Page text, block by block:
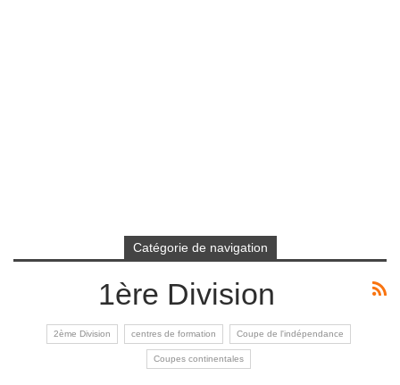
Catégorie de navigation
1ère Division
2ème Division centres de formation Coupe de l'indépendance
Coupes continentales